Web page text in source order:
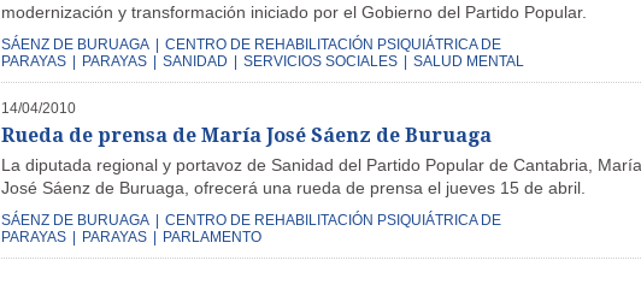
modernización y transformación iniciado por el Gobierno del Partido Popular.
SÁENZ DE BURUAGA
CENTRO DE REHABILITACIÓN PSIQUIÁTRICA DE
PARAYAS
PARAYAS SANIDAD SERVICIOS SOCIALES SALUD MENTAL
14/04/2010
Rueda de prensa de María José Sáenz de Buruaga
La diputada regional y portavoz de Sanidad del Partido Popular de Cantabria, María
José Sáenz de Buruaga, ofrecerá una rueda de prensa el jueves 15 de abril.
SÁENZ DE BURUAGA
CENTRO DE REHABILITACIÓN PSIQUIÁTRICA DE
PARAYAS
PARAYAS PARLAMENTO